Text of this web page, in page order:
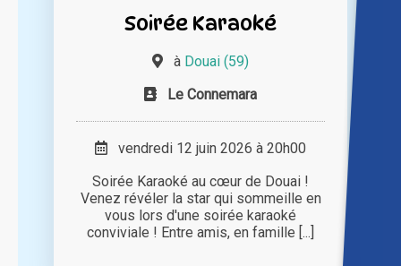
Soirée Karaoké
à Douai (59)
Le Connemara
vendredi 12 juin 2026 à 20h00
Soirée Karaoké au cœur de Douai !
Venez révéler la star qui sommeille en
vous lors d'une soirée karaoké
conviviale ! Entre amis, en famille [...]